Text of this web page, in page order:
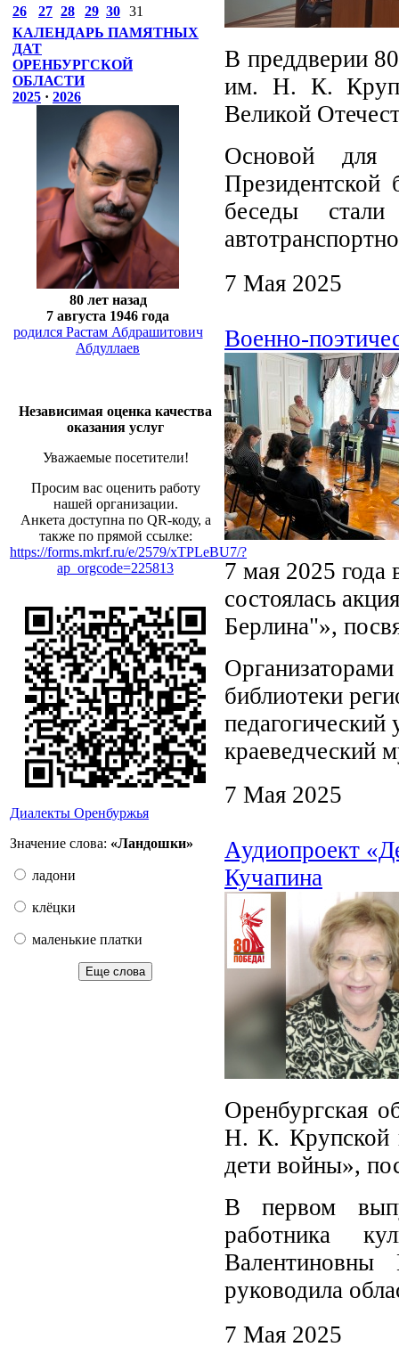
26
27 28 29 30 31
КАЛЕНДАРЬ ПАМЯТНЫХ
ДАТ
ОРЕНБУРГСКОЙ
ОБЛАСТИ
2025 · 2026
80 лет назад
7 августа 1946 года
родился Растам Абдрашитович
Абдуллаев
Независимая оценка качества
оказания услуг
Уважаемые посетители!
Просим вас оценить работу
нашей организации.
Анкета доступна по QR-коду, а
также по прямой ссылке:
https://forms.mkrf.ru/e/2579/xTPLeBU7/?
ap_orgcode=225813
Диалекты Оренбуржья
Значение слова: «Ландошки»
ладони
клёцки
маленькие платки
Еще слова
В преддверии
им. Н. К.
Великой
Основой для
беседы
7 Мая 2025
Военно-
7 мая 2025 года
состоялась
Берлина"»,
библиотеки
педагогический
краеведческий
7 Мая 2025
Аудиопроект
Кучапина
Оренбургская
Н. К. Крупской
дети войны»,
В первом
работника
руководила
7 Мая 2025